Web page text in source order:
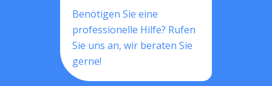
Benötigen Sie eine
professionelle Hilfe? Rufen
Sie uns an, wir beraten Sie
gerne!